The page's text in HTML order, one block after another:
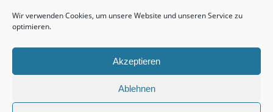
Wir verwenden Cookies, um unsere Website und unseren Service zu
optimieren.
Akzeptieren
Ablehnen